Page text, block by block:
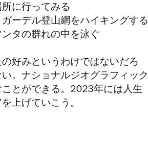
に行ってみる
ガーデル登山網をハイキングする
タの群れの中を泳ぐ
好みというわけではないだろ
。ナショナルジオグラフィック
ことができる。2023年には人生
上げていこう。